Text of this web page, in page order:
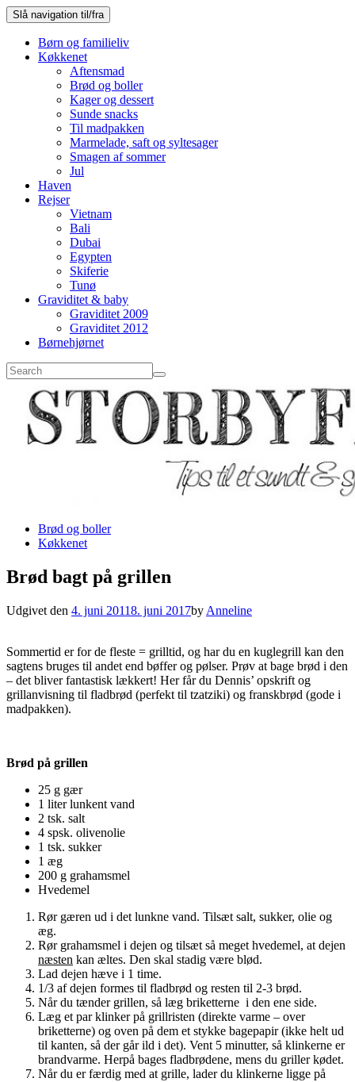
Slå navigation til/fra
Børn og familieliv
Køkkenet
Aftensmad
Brød og boller
Kager og dessert
Sunde snacks
Til madpakken
Marmelade, saft og syltesager
Smagen af sommer
Jul
Haven
Rejser
Vietnam
Bali
Dubai
Egypten
Skiferie
Tunø
Graviditet & baby
Graviditet 2009
Graviditet 2012
Børnehjørnet
Brød og boller
Køkkenet
Brød bagt på grillen
Udgivet den 4. juni 20118. juni 2017by Anneline
Sommertid er for de fleste = grilltid, og har du en kuglegrill kan den
sagtens bruges til andet end bøffer og pølser. Prøv at bage brød i den
– det bliver fantastisk lækkert! Her får du Dennis’ opskrift og
grillanvisning til fladbrød (perfekt til tzatziki) og franskbrød (gode i
madpakken).
Brød på grillen
25 g gær
1 liter lunkent vand
2 tsk. salt
4 spsk. olivenolie
1 tsk. sukker
1 æg
200 g grahamsmel
Hvedemel
Rør gæren ud i det lunkne vand. Tilsæt salt, sukker, olie og
æg.
Rør grahamsmel i dejen og tilsæt så meget hvedemel, at dejen
næsten kan æltes. Den skal stadig være blød.
Lad dejen hæve i 1 time.
1/3 af dejen formes til fladbrød og resten til 2-3 brød.
Når du tænder grillen, så læg briketterne i den ene side.
Læg et par klinker på grillristen (direkte varme – over
briketterne) og oven på dem et stykke bagepapir (ikke helt ud
til kanten, så der går ild i det). Vent 5 minutter, så klinkerne er
brandvarme. Herpå bages fladbrødene, mens du griller kødet.
Når du er færdig med at grille, lader du klinkerne ligge på